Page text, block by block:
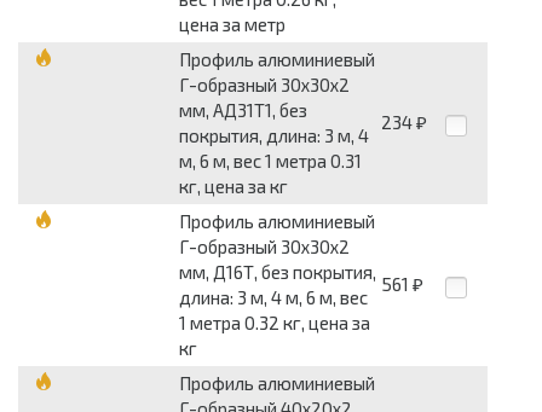
цена за метр
Профиль алюминиевый
Г-образный 30x30x2
мм, АД31Т1, без
покрытия, длина: 3 м, 4
м, 6 м, вес 1 метра 0.31
кг, цена за кг
234 ₽
Профиль алюминиевый
Г-образный 30x30x2
мм, Д16Т, без покрытия,
длина: 3 м, 4 м, 6 м, вес
1 метра 0.32 кг, цена за
кг
561 ₽
Профиль алюминиевый